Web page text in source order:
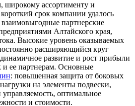
широкому ассортименту и
срок компании удалось
партнерские
Алтайского края,
Высокие уровень оказываемых
расширяющийся круг
развитие и рост прибыли
и ее партнерам. Основные
: повышенная защита от боковых
на элементы подвески,
оптимальное
и стоимости.